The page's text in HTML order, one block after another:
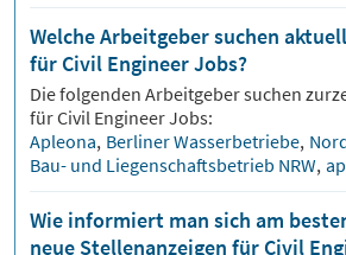
Welche Arbeitgeber suchen
für Civil Engineer Jobs?
Die folgenden Arbeitgeber suchen
fürCivil EngineerJobs:
Apleona, Berliner Wasserbetriebe,
Bau- und Liegenschaftsbetrieb NRW,
Wie informiert man sich am
neue Stellenanzeigen für Civil